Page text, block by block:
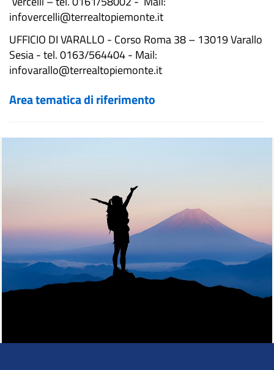
infovercelli@terrealtopiemonte.it
UFFICIO DI VARALLO - Corso Roma 38 – 13019 Varallo
Sesia - tel. 0163/564404 - Mail:
infovarallo@terrealtopiemonte.it
Area tematica di riferimento